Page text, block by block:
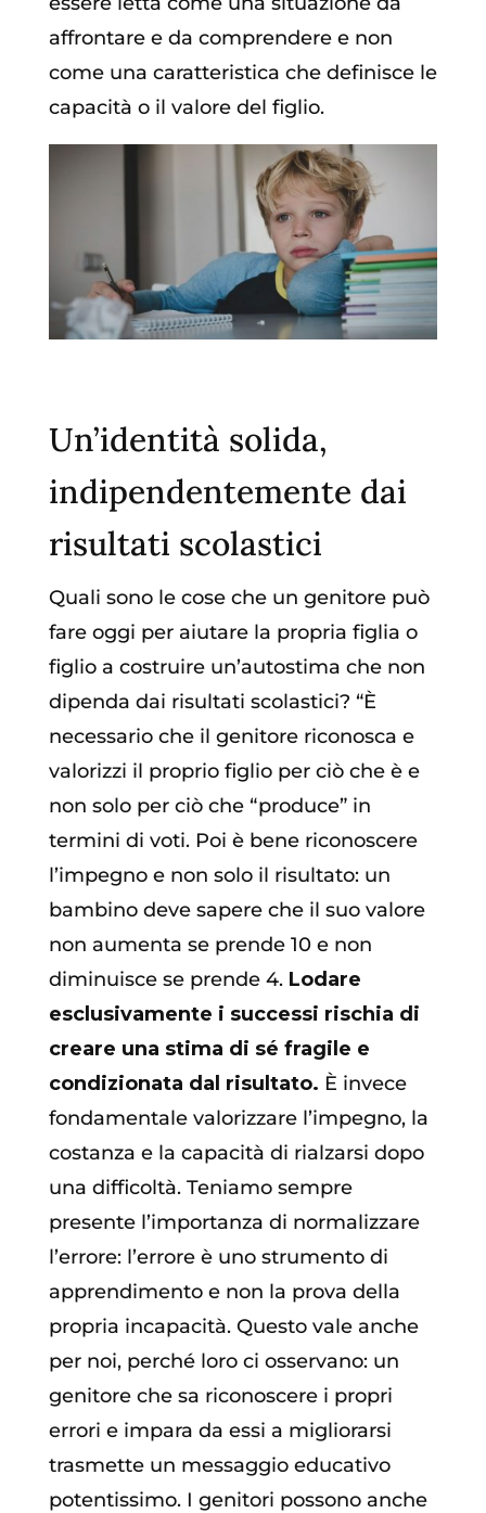
affrontare e da comprendere e non
come una caratteristica che definisce le
capacità o il valore del figlio.
Un’identità solida,
indipendentemente dai
risultati scolastici
Quali sono le cose che un genitore può
fare oggi per aiutare la propria figlia o
figlio a costruire un’autostima che non
dipenda dai risultati scolastici? “È
necessario che il genitore riconosca e
valorizzi il proprio figlio per ciò che è e
non solo per ciò che “produce” in
termini di voti. Poi è bene riconoscere
l’impegno e non solo il risultato: un
bambino deve sapere che il suo valore
non aumenta se prende 10 e non
diminuisce se prende 4. Lodare
esclusivamente i successi rischia di
creare una stima di sé fragile e
condizionata dal risultato. È invece
fondamentale valorizzare l’impegno, la
costanza e la capacità di rialzarsi dopo
una difficoltà. Teniamo sempre
presente l’importanza di normalizzare
l’errore: l’errore è uno strumento di
apprendimento e non la prova della
propria incapacità. Questo vale anche
per noi, perché loro ci osservano: un
genitore che sa riconoscere i propri
errori e impara da essi a migliorarsi
trasmette un messaggio educativo
potentissimo. I genitori possono anche